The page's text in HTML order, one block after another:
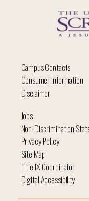
Campus Contacts
Consumer Information
Disclaimer
Jobs
Non-Discrimination
Privacy Policy
Site Map
Title IX Coordinator
Digital Accessibility